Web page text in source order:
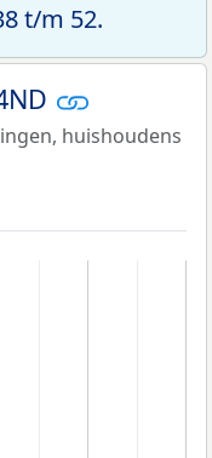
t/m 52.
huishoudens